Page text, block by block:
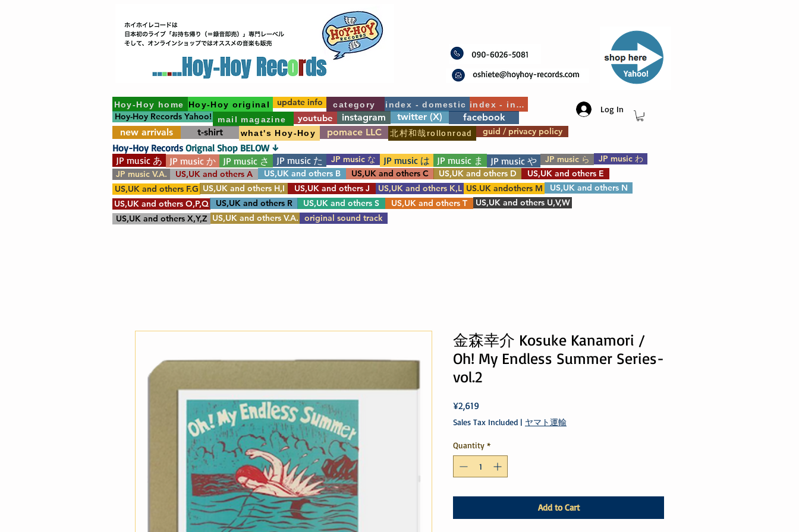
​Yahoo!
Hoy-Hoy home Hoy-Hoy original category index - domestic index - int'l
guid / privacy policy
Hoy-Hoy Records Yahoo! mail magazine youtube twitter (X)
instagram
new arrivals
t-shirt what's Hoy-Hoy pomace LLC 北村和哉rollonroad
facebook
Log In
update info
JP music あ JP music か JP music さ JP music た JP music な JP music は JP music ま JP music や JP music ら
JP music わ
JP music V.A.
US,UK and others A US,UK and others B US,UK and others C US,UK and others D
US,UK and others E
US,UK and others F.G US,UK and others H,I US,UK and others J US,UK and others K,L
US,UK and others N
US,UK and others O,P,Q
US,UK and others S
US,UK and others R US,UK and others T
US,UK and others U,V,W
US,UK and others X,Y,Z US,UK and others V.A. original sound track
Hoy-Hoy Records Orignal Shop BELOW ↓
US.UK andothers M
金森幸介 Kosuke Kanamori /
Oh! My Endless Summer Series-
vol.2
¥2,619
Sales Tax Included | ヤマト運輸
Quantity *
Add to Cart